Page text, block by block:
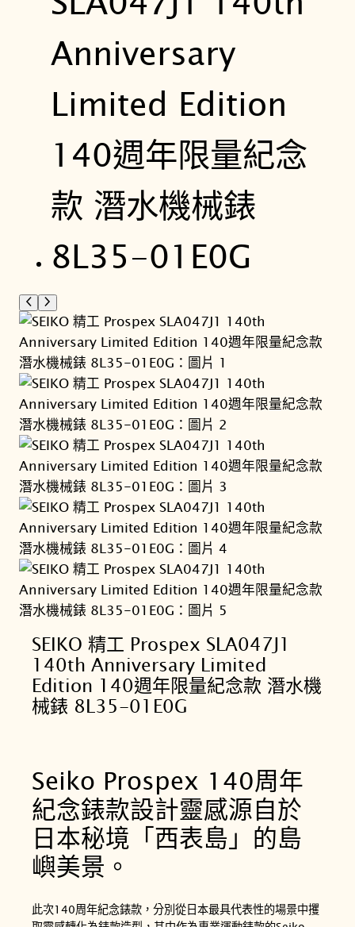
SEIKO 精工 Prospex SLA047J1
140th Anniversary Limited
Edition 140週年限量紀念款 潛水機
械錶 8L35-01E0G
Seiko Prospex 140周年
紀念錶款設計靈感源自於
日本秘境「西表島」的島
嶼美景。
此次140周年紀念錶款，分別從日本最具代表性的場景中攫